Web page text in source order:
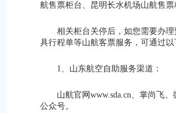
航售票柜台、昆明长水机场山航售票
相关柜台关停后，如您需要办
具行程单等山航客票服务，可通过以
1、山东航空自助服务渠道：
山航官网www.sda.cn、掌尚飞
公众号。